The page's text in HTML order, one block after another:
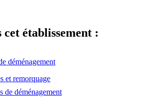
cet établissement :
déménagement
et remorquage
de déménagement